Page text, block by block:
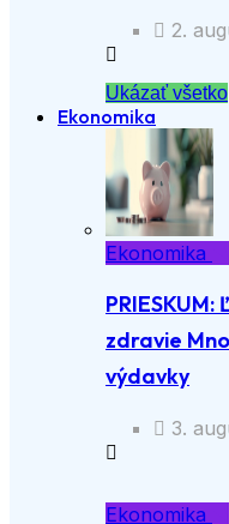
2.
Ukázať všetko
Ekonomika
Ekonomika
zdravie
výdavky
3.
Ekonomika